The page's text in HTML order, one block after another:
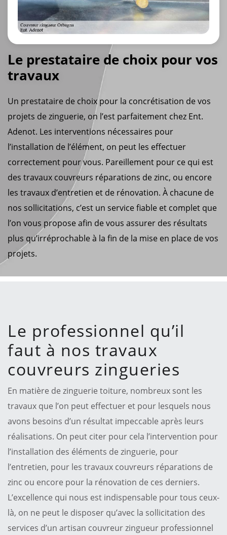
Le prestataire de choix pour vos
travaux
Un prestataire de choix pour la concrétisation de vos
projets de zinguerie, on l’est parfaitement chez Ent.
Adenot. Les interventions nécessaires pour
l’installation de l’élément, on peut les effectuer
correctement pour vous. Pareillement pour ce qui est
des travaux couvreurs réparations de zinc, ou encore
les travaux d’entretien et de rénovation. À chacune de
nos sollicitations, c’est un service fiable et complet que
l’on vous propose afin de vous assurer des résultats
plus qu’irréprochable à la fin de la mise en place de vos
projets.
Le professionnel qu’il
faut à nos travaux
couvreurs zingueries
En matière de zinguerie toiture, nombreux sont les
travaux que l’on peut effectuer et pour lesquels nous
avons besoins d’un résultat impeccable après leurs
réalisations. On peut citer pour cela l’intervention pour
l’installation des éléments de zinguerie, pour
l’entretien, pour les travaux couvreurs réparations de
zinc ou encore pour la rénovation de ces derniers.
L’excellence qui nous est indispensable pour tous ceux-
là, on ne peut le disposer qu’avec la sollicitation des
services d’un artisan couvreur zingueur professionnel